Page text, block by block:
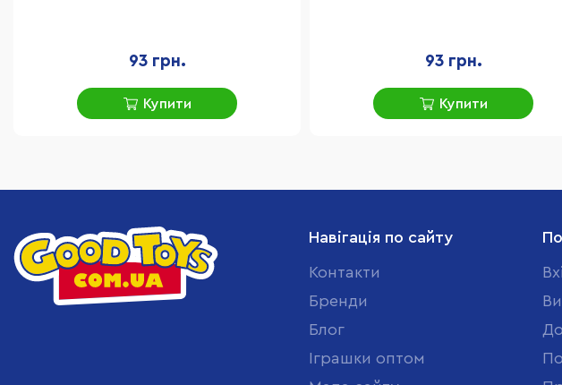
93 грн.
Купити
93 грн.
Купити
Навігація по сайту
Контакти
Бренди
Блог
Іграшки оптом